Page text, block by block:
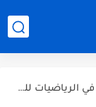
نموذج إجابة الاختبار الرسمي في التربية الاسلامية للصف العاشر الفترة...
نموذج إجابة الاختبار الرسمي في الرياضيات للصف العاشر الفترة الثانية...